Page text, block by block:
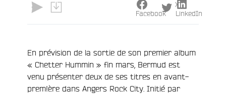
En prévision de la sortie de son premier album
« Chetter Hummin » fin mars, Bermud est
venu présenter deux de ses titres en avant-
prem!ère dans Angers Rock City. Initié par
Facebook
X
LinkedIn